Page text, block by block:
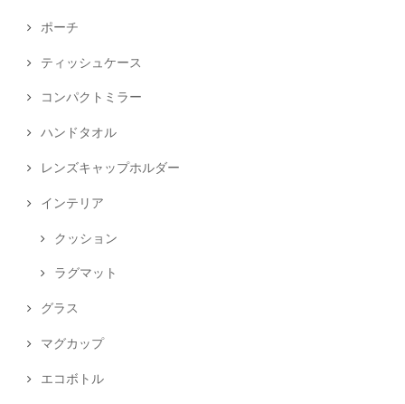
ポーチ
ティッシュケース
コンパクトミラー
ハンドタオル
レンズキャップホルダー
インテリア
クッション
ラグマット
グラス
マグカップ
エコボトル